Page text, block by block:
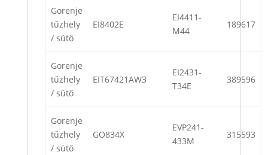
Gorenje
tűzhely
/ sütő
EI8402E
EI4411-
M44
189617
Gorenje
tűzhely
/ sütő
EIT67421AW3
EI2431-
T34E
389596
Gorenje
tűzhely
/ sütő
GO834X
EVP241-
433M
315593